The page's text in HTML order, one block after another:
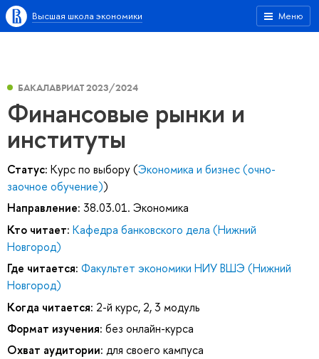
Меню
Высшая школа экономики
БАКАЛАВРИАТ 2023/2024
Финансовые рынки и
институты
Статус: Курс по выбору (Экономика и бизнес (очно-
заочное обучение))
Направление: 38.03.01. Экономика
Кто читает: Кафедра банковского дела (Нижний
Новгород)
Где читается: Факультет экономики НИУ ВШЭ (Нижний
Новгород)
Когда читается: 2-й курс, 2, 3 модуль
Формат изучения: без онлайн-курса
Охват аудитории: для своего кампуса